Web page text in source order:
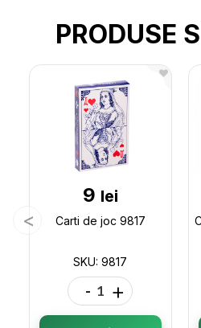
PRODUSE
9 lei
Carti de joc 9817
SKU: 9817
- +